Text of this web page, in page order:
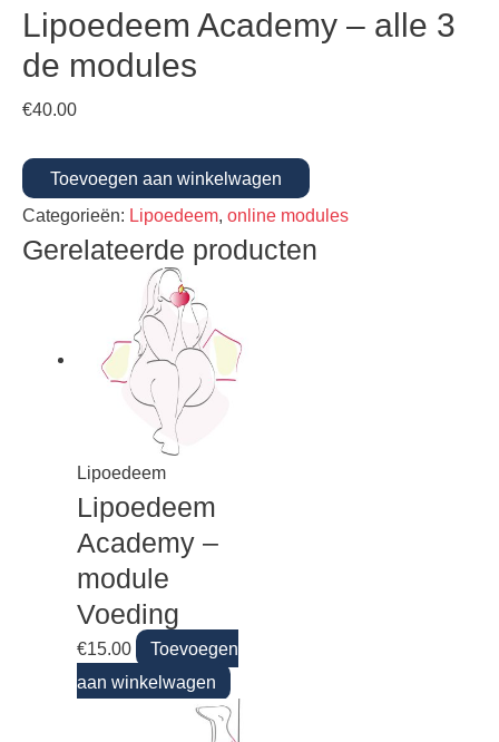
Lipoedeem Academy – alle 3
de modules
€40.00
Toevoegen aan winkelwagen
Categorieën: Lipoedeem, online modules
Gerelateerde producten
Lipoedeem
Lipoedeem
Academy –
module
Voeding
€15.00
Toevoegen
aan winkelwagen